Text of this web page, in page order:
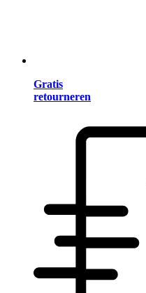
Gratis
retourneren